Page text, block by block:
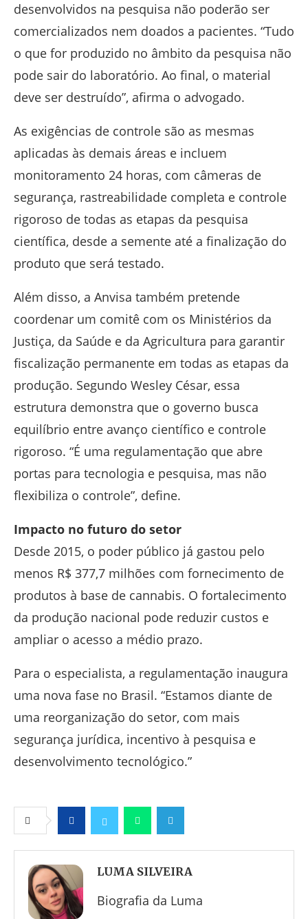
desenvolvidos na pesquisa não poderão ser
comercializados nem doados a pacientes. “Tudo
o que for produzido no âmbito da pesquisa não
pode sair do laboratório. Ao final, o material
deve ser destruído”, afirma o advogado.
As exigências de controle são as mesmas
aplicadas às demais áreas e incluem
monitoramento 24 horas, com câmeras de
segurança, rastreabilidade completa e controle
rigoroso de todas as etapas da pesquisa
científica, desde a semente até a finalização do
produto que será testado.
Além disso, a Anvisa também pretende
coordenar um comitê com os Ministérios da
Justiça, da Saúde e da Agricultura para garantir
fiscalização permanente em todas as etapas da
produção. Segundo Wesley César, essa
estrutura demonstra que o governo busca
equilíbrio entre avanço científico e controle
rigoroso. “É uma regulamentação que abre
portas para tecnologia e pesquisa, mas não
flexibiliza o controle”, define.
Impacto no futuro do setor
Desde 2015, o poder público já gastou pelo
menos R$ 377,7 milhões com fornecimento de
produtos à base de cannabis. O fortalecimento
da produção nacional pode reduzir custos e
ampliar o acesso a médio prazo.
Para o especialista, a regulamentação inaugura
uma nova fase no Brasil. “Estamos diante de
uma reorganização do setor, com mais
segurança jurídica, incentivo à pesquisa e
desenvolvimento tecnológico.”
FacebookTwitter WhatsappTelegram
LUMA SILVEIRA
Biografia da Luma